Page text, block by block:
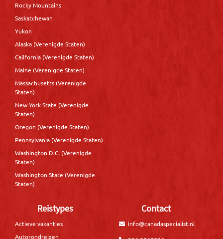
Rocky Mountains
Saskatchewan
Yukon
Alaska (Verenigde Staten)
California (Verenigde Staten)
Maine (Verenigde Staten)
Massachusetts (Verenigde
Staten)
New York State (Verenigde
Staten)
Oregon (Verenigde Staten)
Pennsylvania (Verenigde Staten)
Washington D.C. (Verenigde
Staten)
Washington State (Verenigde
Staten)
Reistypes
Actieve vakanties
Autorondreizen
Contact
info@canadaspecialist.nl